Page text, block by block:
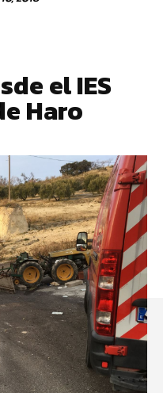
el IES
Haro